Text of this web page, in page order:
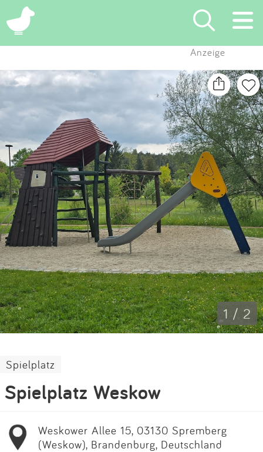
×
Suchen
Eintragen
App
Blog
Partner
Kontakt
Impressum
Anmelden
Anzeige
1 / 2
Spielplatz
Spielplatz Weskow
Weskower Allee 15, 03130 Spremberg
(Weskow), Brandenburg, Deutschland